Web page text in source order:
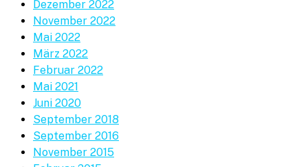
Dezember 2022
November 2022
Mai 2022
März 2022
Februar 2022
Mai 2021
Juni 2020
September 2018
September 2016
November 2015